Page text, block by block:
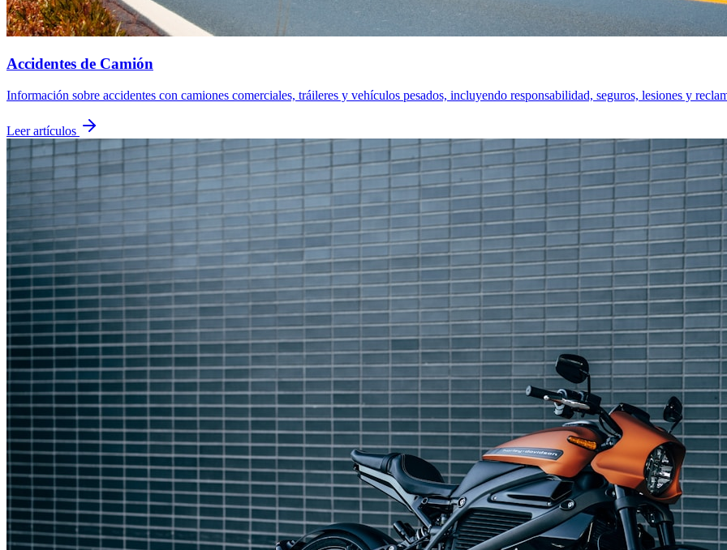
Accidentes de Camión
Información sobre accidentes con camiones comerciales, tráileres y vehículos pesados, incluyendo responsabilidad, seguros, lesiones y
Leer artículos